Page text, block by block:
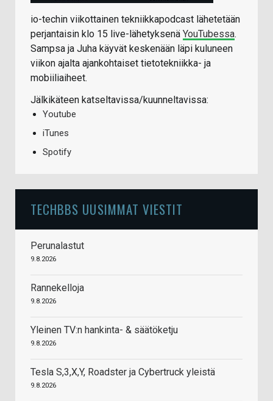
io-techin viikottainen tekniikkapodcast lähetetään
perjantaisin klo 15 live-lähetyksenä YouTubessa.
Sampsa ja Juha käyvät keskenään läpi kuluneen
viikon ajalta ajankohtaiset tietotekniikka- ja
mobiiliaiheet.
Jälkikäteen katseltavissa/kuunneltavissa:
Youtube
iTunes
Spotify
TECHBBS UUSIMMAT VIESTIT
Perunalastut
9.8.2026
Rannekelloja
9.8.2026
Yleinen TV:n hankinta- & säätöketju
9.8.2026
Tesla S,3,X,Y, Roadster ja Cybertruck yleistä
9.8.2026